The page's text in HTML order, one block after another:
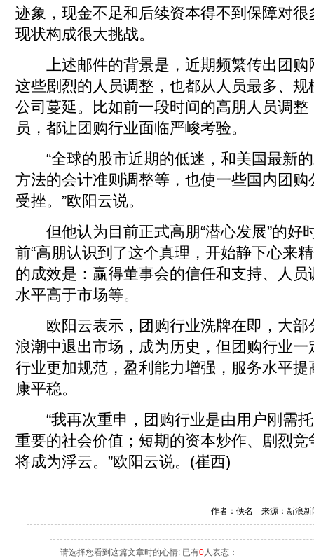
迹象，现金不足和后续资本得不到保障对
现状构成很大挑战。
上述邮件的背景是，近期频繁传出团购
这些剧烈的人员调整，也都从人员最多、
公司蔓延。比如前一段时间的高朋人员调
员，都让团购行业面临严峻考验。
“全球的股市近期的低迷，和美国最新的
方法的会计准则调整等，也使一些国内团
受挫。”欧阳云说。
但他认为目前正式高朋“潜心发展”的好
前“高朋认识到了这个真理，开始静下心来
的成效是：赢得董事会的信任和支持、人
水平高于市场等。
欧阳云表示，团购行业洗牌在即，大部
浪潮中退出市场，成为历史，但团购行业
行业更加规范，盈利能力增强，服务水平
康平稳。
“我再次重申，团购行业是由用户刚需托
重要的社会价值；短期的资本炒作、剧烈
将成为浮云。”欧阳云说。(崔西)
作者：佚名 来源：新浪
请选择您看到这篇文章时的心情: 已有0人表态：